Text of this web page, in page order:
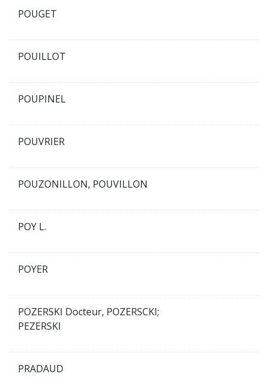
POUGET
POUILLOT
POUPINEL
POUVRIER
POUZONILLON, POUVILLON
POY L.
POYER
POZERSKI Docteur, POZERSCKI;
PEZERSKI
PRADAUD